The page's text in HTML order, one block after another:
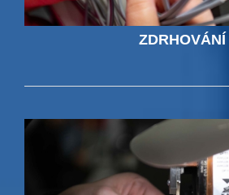
ZDRHOVÁNÍ